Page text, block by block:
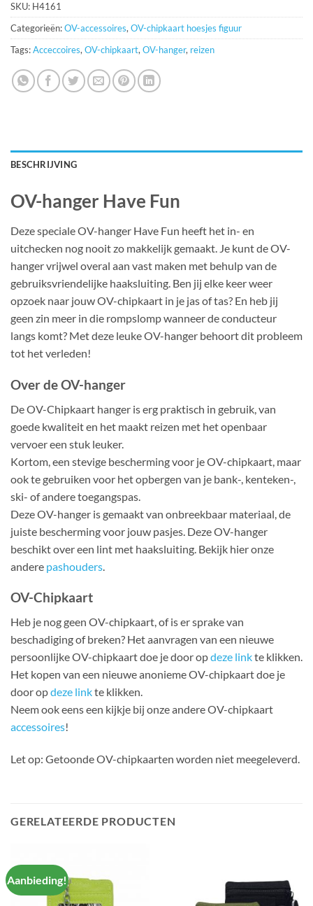
SKU: H4161
Categorieën:OV-accessoires,OV-chipkaart hoesjes figuur
Tags:Acceccoires,OV-chipkaart,OV-hanger, reizen
BESCHRIJVING
OV-hanger Have Fun
Deze speciale OV-hanger Have Fun heeft het in- en
uitchecken nog nooit zo makkelijk gemaakt. Je kunt de OV-
hanger vrijwel overal aan vast maken met behulp van de
gebruiksvriendelijke haaksluiting. Ben jij elke keer weer
opzoek naar jouw OV-chipkaart in je jas of tas? En heb jij
geen zin meer in die rompslomp wanneer de conducteur
langs komt? Met deze leuke OV-hanger behoort dit probleem
tot het verleden!
Over de OV-hanger
De OV-Chipkaart hanger is erg praktisch in gebruik, van
goede kwaliteit en het maakt reizen met het openbaar
vervoer een stuk leuker.
Kortom, een stevige bescherming voor je OV-chipkaart, maar
ook te gebruiken voor het opbergen van je bank-, kenteken-,
ski- of andere toegangspas.
Deze OV-hanger is gemaakt van onbreekbaar materiaal, de
juiste bescherming voor jouw pasjes. Deze OV-hanger
beschikt over een lint met haaksluiting. Bekijk hier onze
andere pashouders
OV-Chipkaart
Heb je nog geen OV-chipkaart, of is er sprake van
beschadiging of breken? Het aanvragen van een nieuwe
persoonlijke OV-chipkaart doe je door opdeze linkte klikken.
Het kopen van een nieuwe anonieme OV-chipkaart doe je
door opdeze linkte klikken.
Neem ook eens een kijkje bij onze andere OV-chipkaart
accessoires!
Let op: Getoonde OV-chipkaarten worden niet meegeleverd.
GERELATEERDE PRODUCTEN
Aanbieding!